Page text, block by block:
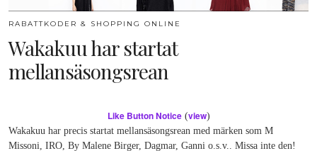
RABATTKODER & SHOPPING ONLINE
Wakakuu har startat
mellansäsongsrean
Like Button Notice(view)
Wakakuu har precis startat mellansäsongsrean med märken som M
Missoni, IRO, By Malene Birger, Dagmar, Ganni o.s.v.. Missa inte den!